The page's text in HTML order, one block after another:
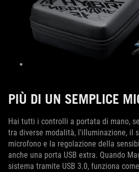
PIÙ DI UN SEMPLICE
Hai tutti i controlli a portata di mano,
tra diverse modalità, l'illuminazione, il
microfono e la regolazione della
anche una porta USB extra. Quando
sistema tramite USB 3.0, funziona